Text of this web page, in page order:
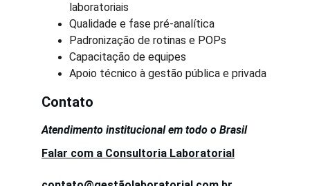
Atendimento institucional em todo o Brasil
Contato
laboratoriais
Qualidade e fase pré-analítica
Padronização de rotinas e POPs
Capacitação de equipes
Apoio técnico à gestão pública e privada
Falar com a Consultoria Laboratorial